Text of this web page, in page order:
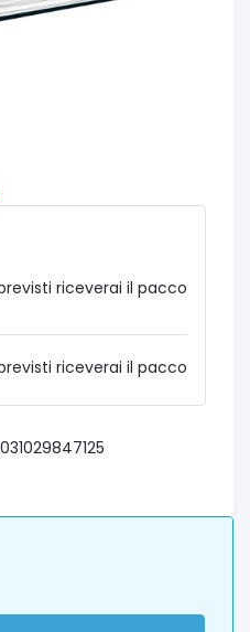
riceverai il pacco
riceverai il pacco